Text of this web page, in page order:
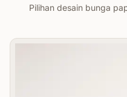
Pilihan desain bunga